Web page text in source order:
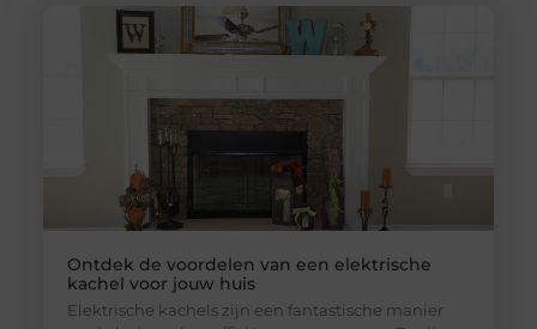
Ontdek de voordelen van een elektrische
kachel voor jouw huis
Elektrische kachels zijn een fantastische manier